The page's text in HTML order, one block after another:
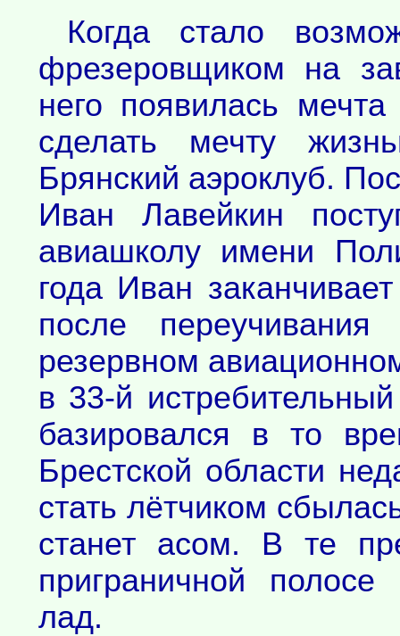
Когда стало
фрезеровщиком на
него появилась
сделать мечту
Брянский аэроклуб.
Иван Лавейкин
авиашколу имени
года Иван
после
резервном
в 33-й
базировался в то
Брестской области
стать лётчиком
станет асом. В те
приграничной
лад.